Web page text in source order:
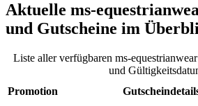
Aktuelle ms-
und Gutscheine im
Liste aller verfügbaren ms-
und
Promotion